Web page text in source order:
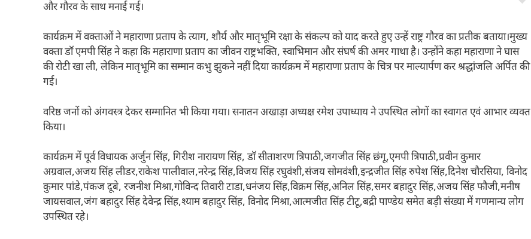
और गौरव के साथ मनाई गई।
कार्यक्रम में वक्ताओं ने महाराणा प्रताप के त्याग, शौर्य और मातृभूमि रक्षा के संकल्प को याद करते हुए उन्हें राष्ट्र गौरव का प्रतीक बताया।मुख्य
वक्ता डॉ एमपी सिंह ने कहा कि महाराणा प्रताप का जीवन राष्ट्रभक्ति, स्वाभिमान और संघर्ष की अमर गाथा है। उन्होंने कहा महाराणा ने घास
की रोटी खा ली, लेकिन मातृभूमि का सम्मान कभु झुकने नहीं दिया कार्यक्रम में महाराणा प्रताप के चित्र पर माल्यार्पण कर श्रद्धांजलि अर्पित की
गई।
वरिष्ठ जनों को अंगवस्त्र देकर सम्मानित भी किया गया। सनातन अखाड़ा अध्यक्ष रमेश उपाध्याय ने उपस्थित लोगों का स्वागत एवं आभार व्यक्त
किया।
कार्यक्रम में पूर्व विधायक अर्जुन सिंह, गिरीश नारायण सिंह, डॉ सीताशरण त्रिपाठी,जगजीत सिंह छंगू,एमपी त्रिपाठी,प्रवीन कुमार
अग्रवाल,अजय सिंह लीडर,राकेश पालीवाल,नरेन्द्र सिंह,विजय सिंह रघुवंशी,संजय सोमवंशी,इन्द्रजीत सिंह रुपेश सिंह,दिनेश चौरसिया, विनोद
कुमार पांडे,पंकज दूबे, रजनीश मिश्रा,गोविन्द तिवारी टाडा,धनंजय सिंह,विक्रम सिंह,अनिल सिंह,समर बहादुर सिंह,अजय सिंह फौजी,मनीष
जायसवाल,जंग बहादुर सिंह देवेन्द्र सिंह,श्याम बहादुर सिंह, विनोद मिश्रा,आत्मजीत सिंह टीटू,बद्री पाण्डेय समेत बड़ी संख्या में गणमान्य लोग
उपस्थित रहे।